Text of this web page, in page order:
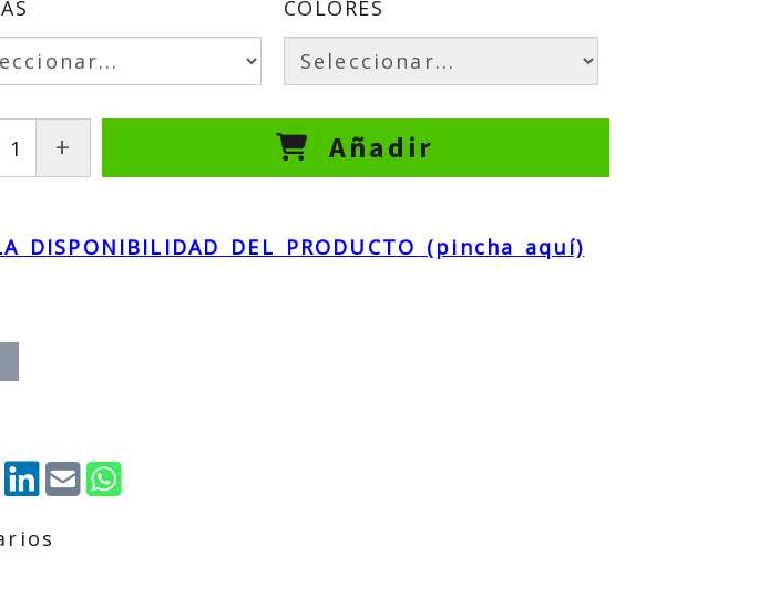
COLORES
+ Añadir
DISPONIBILIDAD DEL PRODUCTO (pincha aquí)